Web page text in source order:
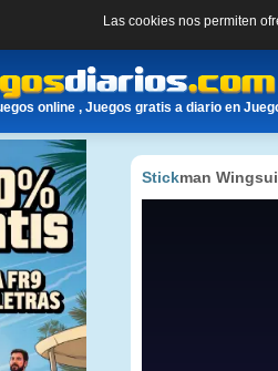
Las cookies nos permiten
online , Juegos gratis a diario en
Stickman